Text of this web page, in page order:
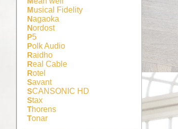
Musical Fidelity
Nagaoka
Nordost
P5
Polk Audio
Raidho
Real Cable
Rotel
Savant
SCANSONIC HD
Stax
Thorens
Tonar